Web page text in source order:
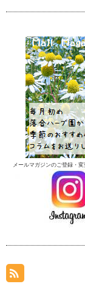
メールマガジンのご登録・